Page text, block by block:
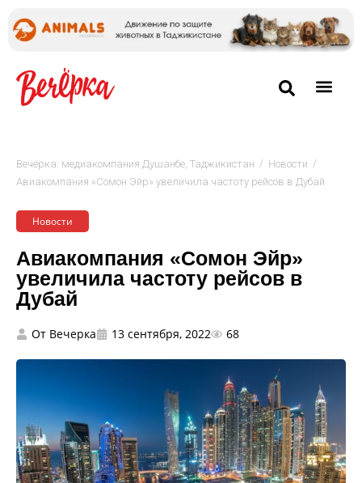
Вечёрка: медиакомпания Душанбе, Таджикистан / Новости /
Авиакомпания «Сомон Эйр» увеличила частоту рейсов в Дубай
Новости
Авиакомпания «Сомон Эйр»
увеличила частоту рейсов в
Дубай
От Вечерка 13 сентября, 2022 68